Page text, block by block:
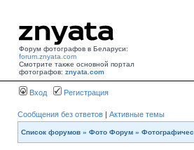
Форум фотографов в Беларуси:
forum.znyata.com
Смотрите также основной портал
фотографов: znyata.com
Вход Регистрация
Сообщения без ответов | Активные темы
Список форумов » Фото Форум »